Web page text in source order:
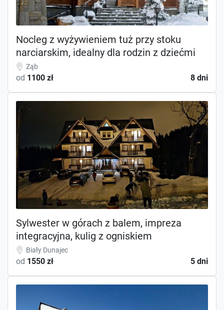
Nocleg z wyżywieniem tuż przy stoku
narciarskim, idealny dla rodzin z dziećmi
Ząb
od 1100 zł 8 dni
Sylwester w górach z balem, impreza
integracyjna, kulig z ogniskiem
Biały Dunajec
od 1550 zł 5 dni